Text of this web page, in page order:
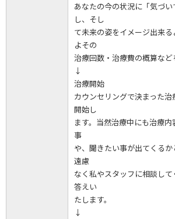
あなたの今の状況に「気づ
し、そし
て未来の姿をイメージ出来
よその
治療回数・治療費の概算など
↓
治療開始
カウンセリングで決まった
開始し
ます。当然治療中にも治療
事
や、聞きたい事が出てくる
遠慮
なく私やスタッフに相談し
答えい
たします。
↓